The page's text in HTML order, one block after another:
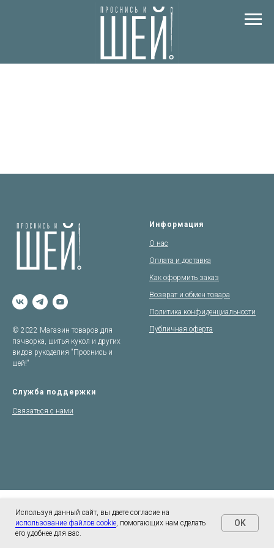
Используя данный сайт, вы даете согласие на
использование файлов cookie, помогающих нам сделать
его удобнее для вас.
OK
© 2022 Магазин товаров для
пэчворка, шитья кукол и других
видов рукоделия "Проснись и
шей!"
Информация
О нас
Оплата и доставка
Как оформить заказ
Возврат и обмен товара
Политика конфиденциальности
Публичная оферта
Служба поддержки
Связаться с нами